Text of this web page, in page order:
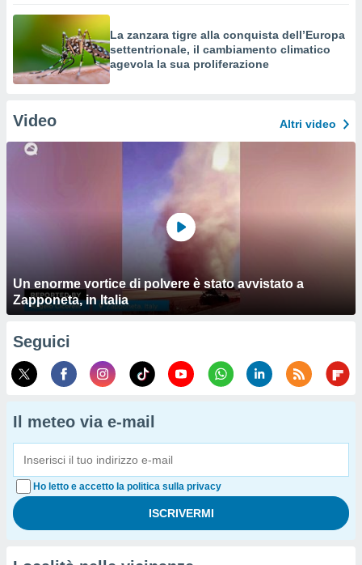
La zanzara tigre alla conquista dell’Europa
settentrionale, il cambiamento climatico
agevola la sua proliferazione
Video Altri video
Un enorme vortice di polvere è stato avvistato a
Zapponeta, in Italia
Seguici
Il meteo via e-mail
Ho letto e accetto la politica sulla privacy